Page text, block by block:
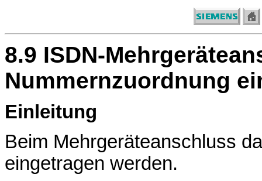
8.9 ISDN-
Nummernzuordnung
Einleitung
Beim Mehrgeräteanschluss
eingetragen werden.